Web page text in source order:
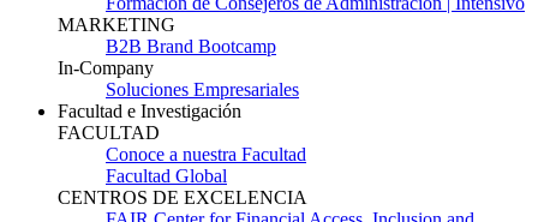
MARKETING
B2B Brand Bootcamp
In-Company
Soluciones Empresariales
Facultad e Investigación
FACULTAD
Conoce a nuestra Facultad
Facultad Global
CENTROS DE EXCELENCIA